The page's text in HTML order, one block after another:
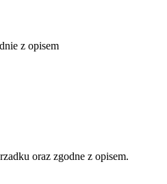
z opisem
oraz zgodne z opisem.